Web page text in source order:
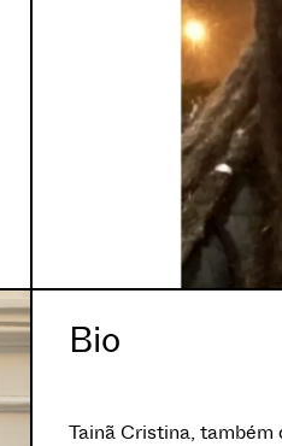
Bio
Tainã Cristina, também